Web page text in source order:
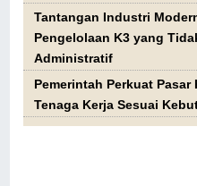
Tantangan Industri
Pengelolaan K3 yang
Administratif
Pemerintah Perkuat
Tenaga Kerja Sesuai